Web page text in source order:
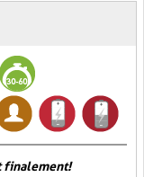
finalement!